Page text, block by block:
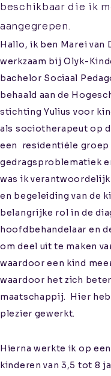
Informatie voor
verwijzers
beschikbaar die ik
aangegrepen.
Hallo, ik ben Marei van
werkzaam bij Olyk-
bachelor Sociaal
behaald aan de
stichting Yulius voor
als sociotherapeut op
een residentiële groep
gedragsproblematiek
was ik
en begeleiding van de
belangrijke rol in de
hoofdbehandelaar en
om deel uit te maken
waardoor een kind
waardoor het zich
maatschappij. Hier
plezier gewerkt.
Hierna werkte ik op
kinderen van 3,5 tot 8